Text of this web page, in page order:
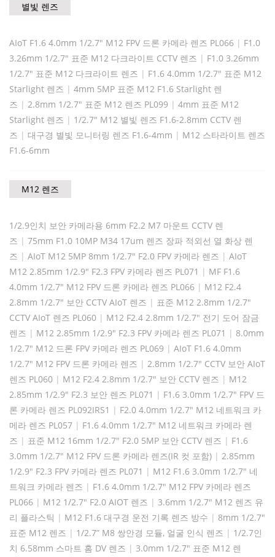
별빛 렌즈
AIoT F1.6 4.0mm 1/2.7" M12 FPV 드론 카메라 렌즈 PL066 | F1.0
3.26mm 1/2.7" 표준 M12 다크라이트 CCTV 렌즈 | F1.0 3.26mm
1/2.7" 표준 M12 다크라이트 렌즈 | F1.6 4.0mm 1/2.7" 표준 M12
Starlight 렌즈 | 4mm 5MP 표준 M12 F1.6 Starlight 렌
즈 | 2.8mm 1/2.7" 표준 M12 렌즈 PL099 | 4mm 표준 M12
Starlight 렌즈 | 1/2.7" M12 별빛 렌즈 F1.6-2.8mm CCTV 렌
즈 | 대구경 별빛 모니터링 렌즈 F1.6-4mm | M12 스타라이트 렌즈
F1.6-6mm
M12 렌즈
1/2.9인치 보안 카메라용 6mm F2.2 M7 마운트 CCTV 렌
즈 | 75mm F1.0 10MP M34 17um 렌즈 장파 적외선 열 화상 렌
즈 | AIoT M12 5MP 8mm 1/2.7" F2.0 FPV 카메라 렌즈 | AIoT
M12 2.85mm 1/2.9" F2.3 FPV 카메라 렌즈 PL071 | MF F1.6
4.0mm 1/2.7" M12 FPV 드론 카메라 렌즈 PL066 | M12 F2.4
2.8mm 1/2.7" 보안 CCTV AIoT 렌즈 | 표준 M12 2.8mm 1/2.7"
CCTV AIoT 렌즈 PL060 | M12 F2.4 2.8mm 1/2.7" 전기 도어 잠금
렌즈 | M12 2.85mm 1/2.9" F2.3 FPV 카메라 렌즈 PL071 | 8.0mm
1/2.7" M12 드론 FPV 카메라 렌즈 PL069 | AIoT F1.6 4.0mm
1/2.7" M12 FPV 드론 카메라 렌즈 | 2.8mm 1/2.7" CCTV 보안 AIoT
렌즈 PL060 | M12 F2.4 2.8mm 1/2.7" 보안 CCTV 렌즈 | M12
2.85mm 1/2.9" F2.3 보안 렌즈 PL071 | F1.6 3.0mm 1/2.7" FPV 드
론 카메라 렌즈 PL092IRS1 | F2.0 4.0mm 1/2.7" M12 네트워크 카
메라 렌즈 PL057 | F1.6 4.0mm 1/2.7" M12 네트워크 카메라 렌
즈 | 표준 M12 16mm 1/2.7" F2.0 5MP 보안 CCTV 렌즈 | F1.6
3.0mm 1/2.7" M12 FPV 드론 카메라 렌즈(IR 컷 포함) | 2.85mm
1/2.9" F2.3 FPV 카메라 렌즈 PL071 | M12 F1.6 3.0mm 1/2.7" 네
트워크 카메라 렌즈 | F1.6 4.0mm 1/2.7" M12 FPV 카메라 렌즈
PL066 | M12 1/2.7" F2.0 AIOT 렌즈 | 3.6mm 1/2.7" M12 렌즈 유
리 플라스틱 | M12 F1.6 대구경 운전 기록 렌즈 방수 | 8mm 1/2.7"
표준 M12 렌즈 | 1/2.7” M8 쌍안경 모듈, 얼굴 인식 렌즈 | 1/2.7인
치 6.58mm 스마트 홈 DV 렌즈 | 3.0mm 1/2.7" 표준 M12 렌